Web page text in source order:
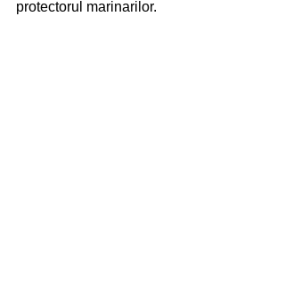
protectorul marinarilor.